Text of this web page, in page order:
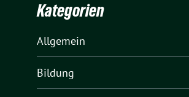
Kategorien
Allgemein
Bildung